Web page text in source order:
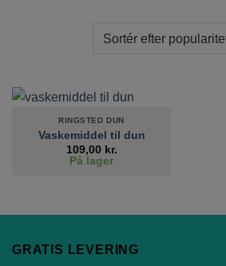
RINGSTED DUN
Vaskemiddel til dun
109,00 kr.
På lager
GRATIS LEVERING